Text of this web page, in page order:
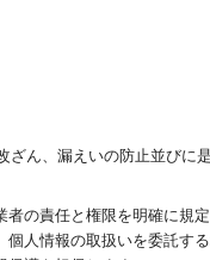
ん、漏えいの防止並びに是
の責任と権限を明確に規
人情報の取扱いを委託す